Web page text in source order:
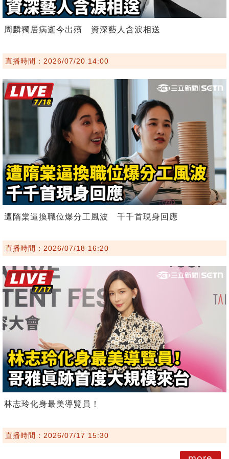
周麟獨居病逝今出殯 資深藝人含淚相送
直播時間：2026/07/20 14:00
遭隋棠逼換職位爆分工風波 千千首現身回應
直播時間：2026/07/18 16:20
林志玲化身最美導覽員！
直播時間：2026/07/17 15:30